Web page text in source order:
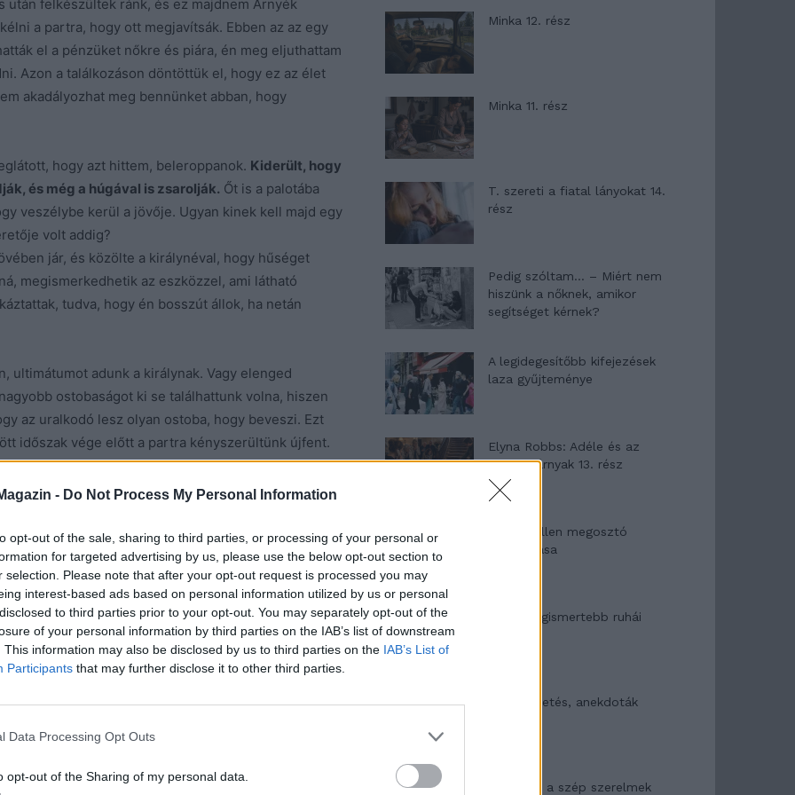
- Do Not Process My Personal Information
opt-out of the sale, sharing to third parties, or processing of your personal or
for targeted advertising by us, please use the below opt-out section to
selection. Please note that after your opt-out request is processed you may
interest-based ads based on personal information utilized by us or personal
to third parties prior to your opt-out. You may separately opt-out of the
of your personal information by third parties on the IAB’s list of downstream
This information may also be disclosed by us to third parties on the IAB’s List of
Participants that may further disclose it to other third parties.
Data Processing Opt Outs
opt-out of the Sharing of my personal data.
után felkészültek ránk, és ez majdnem Árnyék
a partra, hogy ott megjavítsák. Ebben az az egy
el a pénzüket nőkre és piára, én meg eljuthattam
Azon a találkozáson döntöttük el, hogy ez az élet
akadályozhat meg bennünket abban, hogy
hogy azt hittem, beleroppanok. Kiderült, hogy
és még a húgával is zsarolják. Őt is a palotába
veszélybe kerül a jövője. Ugyan kinek kell majd egy
volt addig?
jár, és közölte a királynéval, hogy hűséget
megismerkedhetik az eszközzel, ami látható
tudva, hogy én bosszút állok, ha netán
ultimátumot adunk a királynak. Vagy elenged
ostobaságot ki se találhattunk volna, hiszen
az uralkodó lesz olyan ostoba, hogy beveszi. Ezt
időszak vége előtt a partra kényszerültünk újfent.
időbe telt. Ekkor fogadtuk meg, hogy
a nap, amikor hajnali kettőkor kihajóztunk
és persze hűséges matrózaim is. Magunkkal
. A Karib-szigeteket céloztuk meg, és bíztunk
távol Angliától. Hogy a fejemre vérdíjat
Én, William Jacob Montgomery életemben először
lemaradtak, nyomunkat vesztették, mi pedig
reméltünk. Tudtuk, messze a civilizációtól nem lesz
mondani. Mégis muszáj. Rose a gyermekemet
Minka 12. rész
Minka 11. rész
T. szereti a fiatal lányokat 14.
rész
Pedig szóltam… – Miért nem
hiszünk a nőknek, amikor
segítséget kérnek?
A legidegesítőbb kifejezések
laza gyűjteménye
Elyna Robbs: Adéle és az
örökölt árnyak 13. rész
Woody Allen megosztó
zsenialitása
A világ legismertebb ruhái
Nyár, nevetés, anekdoták
Panna és a szép szerelmek